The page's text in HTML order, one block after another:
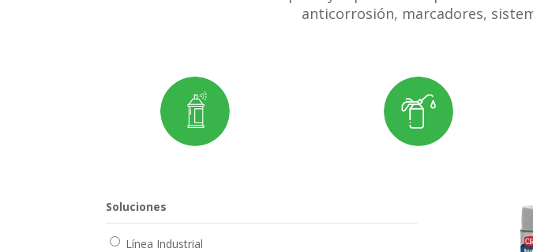
anticorrosión, marcadores,
Soluciones
Línea Industrial